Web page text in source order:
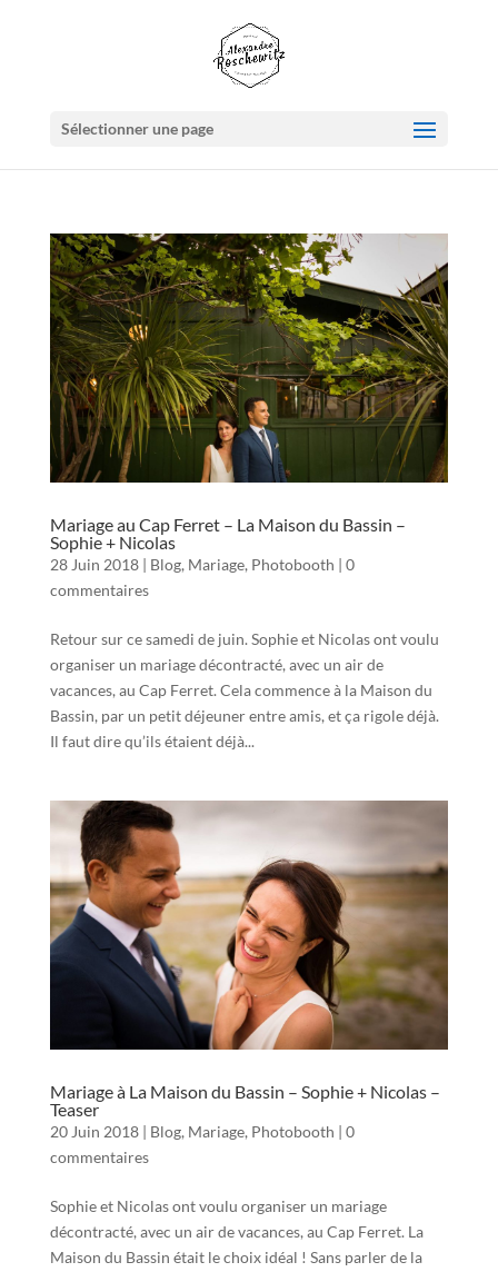
Sélectionner une page
Mariage au Cap Ferret – La Maison du Bassin –
Sophie + Nicolas
28 Juin 2018| Blog, Mariage, Photobooth | 0
commentaires
Retour sur ce samedi de juin. Sophie et Nicolas ont voulu
organiser un mariage décontracté, avec un air de
vacances, au Cap Ferret. Cela commence à la Maison du
Bassin, par un petit déjeuner entre amis, et ça rigole déjà.
Il faut dire qu’ils étaient déjà...
Mariage à La Maison du Bassin – Sophie + Nicolas –
Teaser
20 Juin 2018| Blog, Mariage, Photobooth | 0
commentaires
Sophie et Nicolas ont voulu organiser un mariage
décontracté, avec un air de vacances, au Cap Ferret. La
Maison du Bassin était le choix idéal ! Sans parler de la